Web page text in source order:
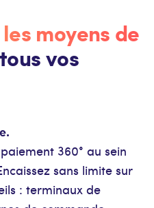
moyens de
vos
360° au sein
sans limite sur
: terminaux de